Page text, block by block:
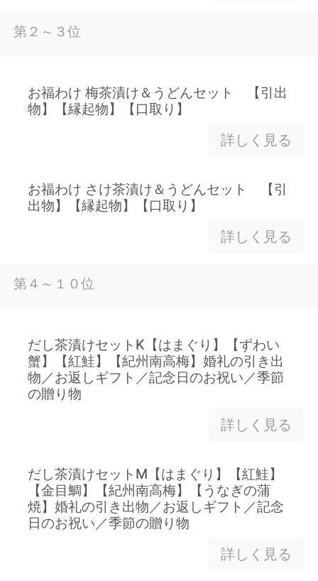
第２～３位
お福わけ 梅茶漬け＆うどんセット 【引出
物】【縁起物】【口取り】
詳しく見る
お福わけ さけ茶漬け＆うどんセット 【引
出物】【縁起物】【口取り】
詳しく見る
第４～１０位
だし茶漬けセットK【はまぐり】【ずわい
蟹】【紅鮭】【紀州南高梅】婚礼の引き出
物／お返しギフト／記念日のお祝い／季節
の贈り物
詳しく見る
だし茶漬けセットM【はまぐり】【紅鮭】
【金目鯛】【紀州南高梅】【うなぎの蒲
焼】婚礼の引き出物／お返しギフト／記念
日のお祝い／季節の贈り物
詳しく見る